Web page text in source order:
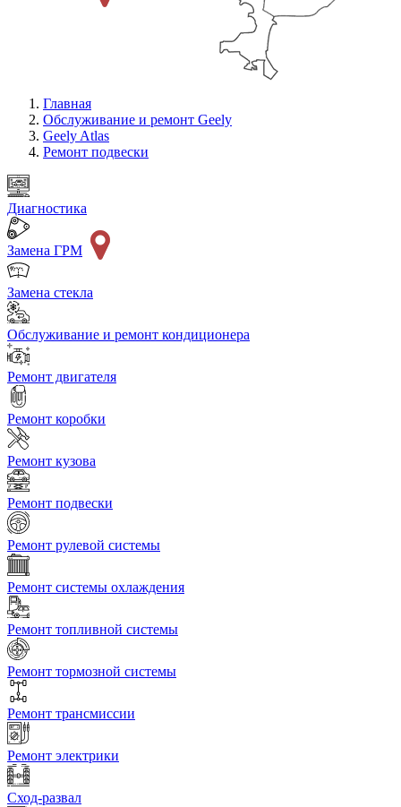
Главная
Обслуживание и ремонт Geely
Geely Atlas
Ремонт подвески
Диагностика
Замена ГРМ
Замена стекла
Обслуживание и ремонт кондиционера
Ремонт двигателя
Ремонт коробки
Ремонт кузова
Ремонт подвески
Ремонт рулевой системы
Ремонт системы охлаждения
Ремонт топливной системы
Ремонт тормозной системы
Ремонт трансмиссии
Ремонт электрики
Сход-развал